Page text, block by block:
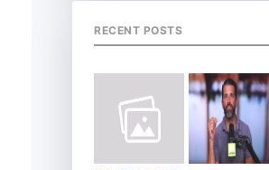
RECENT POSTS